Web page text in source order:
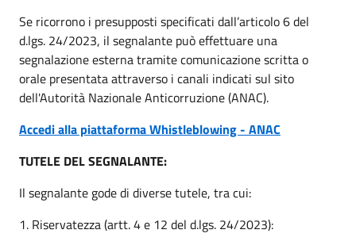
Se ricorrono i presupposti specificati dall’articolo 6 del
d.lgs. 24/2023, il segnalante può effettuare una
segnalazione esterna tramite comunicazione scritta o
orale presentata attraverso i canali indicati sul sito
dell'Autorità Nazionale Anticorruzione (ANAC).
Accedi alla piattaforma Whistleblowing - ANAC
TUTELE DEL SEGNALANTE:
Il segnalante gode di diverse tutele, tra cui:
1. Riservatezza (artt. 4 e 12 del d.lgs. 24/2023):